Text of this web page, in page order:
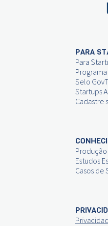
PARA
Para
Selo
Startups
Cadastre
Estudos
Casos de